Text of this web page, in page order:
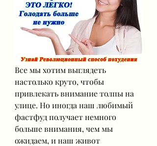
Все мы хотим выглядеть
настолько круто, чтобы
привлекать внимание толпы на
улице. Но иногда наш любимый
фастфуд получает немного
больше внимания, чем мы
ожидаем, и наш живот